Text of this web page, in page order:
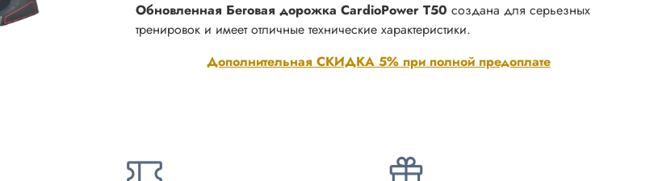
Дополнительная СКИДКА 5% при полной предоплате
Обновленная Беговая дорожка CardioPower T50 создана для серьезных
тренировок и имеет отличные технические характеристики.